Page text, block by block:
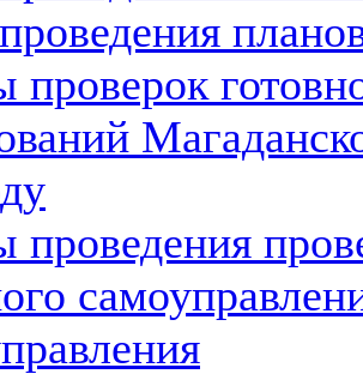
проверок
проведения